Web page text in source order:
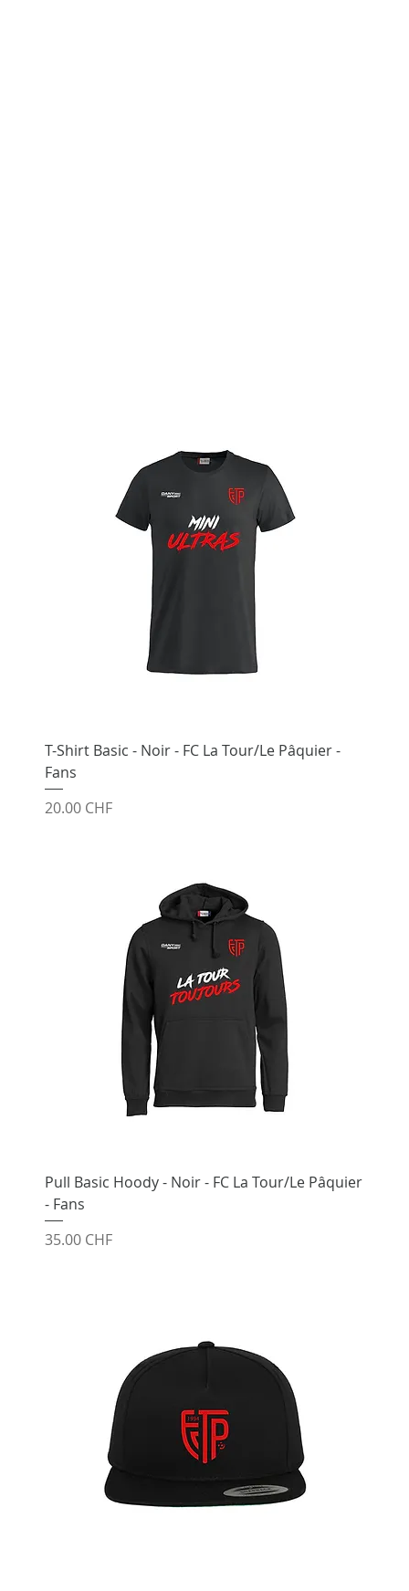
T-Shirt Basic - Noir - FC La Tour/Le Pâquier -
Fans
Prix
20.00 CHF
Pull Basic Hoody - Noir - FC La Tour/Le Pâquier
- Fans
Prix
35.00 CHF